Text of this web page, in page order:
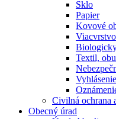
Sklo
Papier
Kovové
Textil,
Civilná ochrana
Obecný úrad